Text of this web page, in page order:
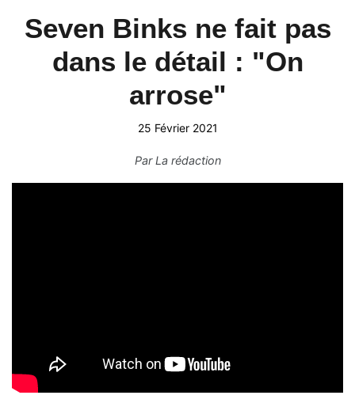
Seven Binks ne fait pas
dans le détail : "On
arrose"
25 Février 2021
ParLa rédaction